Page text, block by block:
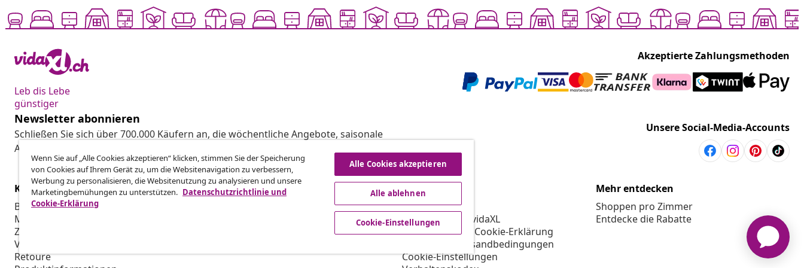
Leb dis Lebe
günstiger
Akzeptierte Zahlungsmethoden
Newsletter abonnieren
Schließen Sie sich über 700.000 Käufern an, die wöchentliche Angebote, saisonale
Aktionen und Neuheiten von vidaXL erhalten.
Unsere Social-Media-Accounts
Kundenservice
Bestellung verfolgen
Mein Konto
Zahlung
Versand & Lieferung
Retoure
Business
vidaXL
Über vidaXL
AGB Verkäufer vidaXL
Datenschutz- & Cookie-Erklärung
Priorisierte Versandbedingungen
Cookie-Einstellungen
Mehr entdecken
Shoppen pro Zimmer
Entdecke die Rabatte
Wenn Sie auf „Alle Cookies akzeptieren“ klicken, stimmen Sie der Speicherung
von Cookies auf Ihrem Gerät zu, um die Websitenavigation zu verbessern,
Werbung zu personalisieren, die Websitenutzung zu analysieren und unsere
Marketingbemühungen zu unterstützen. Datenschutzrichtlinie und
Cookie-Erklärung
Alle Cookies akzeptieren
Alle ablehnen
Cookie-Einstellungen